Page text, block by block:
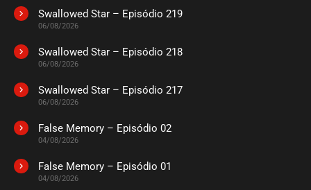
Swallowed Star – Episódio 219
06/08/2026
Swallowed Star – Episódio 218
06/08/2026
Swallowed Star – Episódio 217
06/08/2026
False Memory – Episódio 02
04/08/2026
False Memory – Episódio 01
04/08/2026